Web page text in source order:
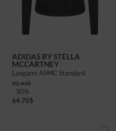
ADIDAS BY STELLA
MCCARTNEY
Langarm ASMC Standard
92.43$
- 30%
64.70$